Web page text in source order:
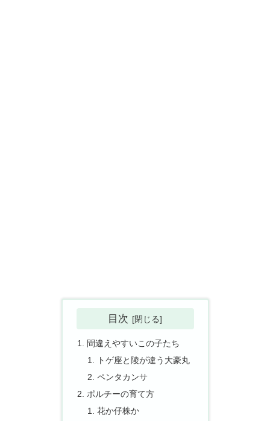
目次
間違えやすいこの子たち
トゲ座と陵が違う大豪丸
ペンタカンサ
ポルチーの育て方
花か仔株か